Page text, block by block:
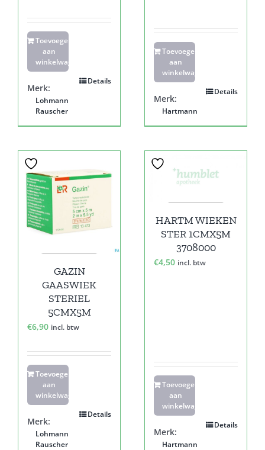
Toevoegen
aan
winkelwagen
Details
Merk:
Lohmann
Rauscher
Toevoegen
aan
winkelwagen
Details
Merk:
Hartmann
GAZIN
GAASWIEK
STERIEL
5CMX5M
€6,90 incl. btw
Toevoegen
aan
winkelwagen
Details
Merk:
Lohmann
Rauscher
HARTM WIEKEN
STER 1CMX5M
3708000
€4,50 incl. btw
Toevoegen
aan
winkelwagen
Details
Merk:
Hartmann